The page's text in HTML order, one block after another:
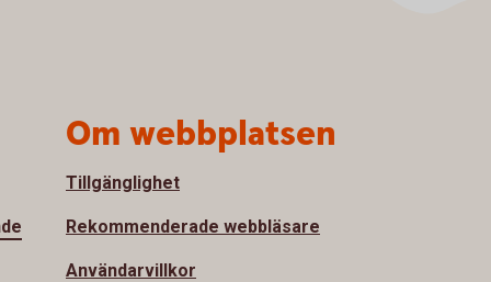
Om webbplatsen
Tillgänglighet
Rekommenderade webbläsare
Användarvillkor